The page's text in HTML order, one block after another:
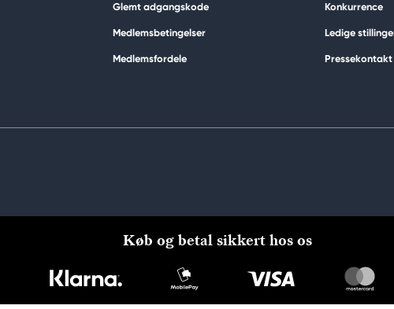
Glemt adgangskode
Medlemsbetingelser
Medlemsfordele
Konkurrence
Ledige
Pressekontakt
Køb og betal sikkert hos os